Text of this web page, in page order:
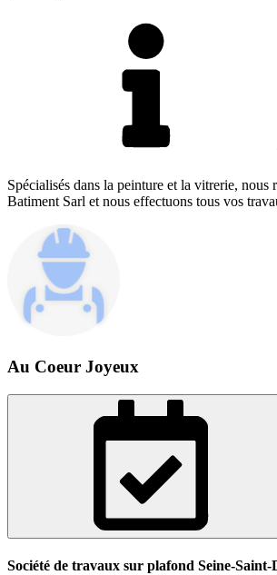
Spécialisés dans la peinture et la vitrerie, nous
Batiment Sarl et nous effectuons tous vos
Au Coeur Joyeux
Société de travaux sur plafond Seine-Saint-